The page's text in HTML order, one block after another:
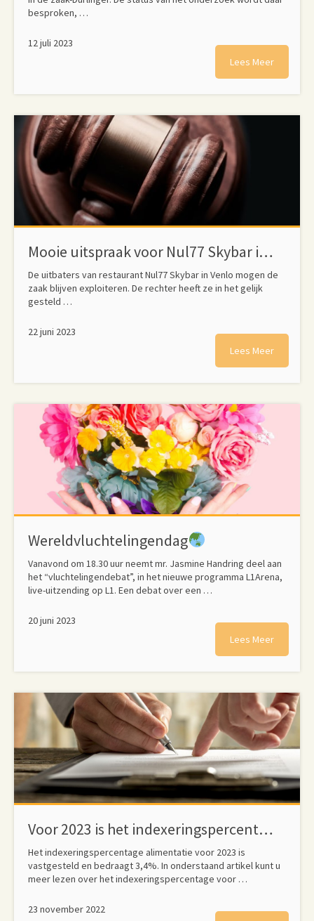
besproken, …
12 juli 2023
Lees Meer
Mooie uitspraak voor Nul77 Skybar in Venlo
De uitbaters van restaurant Nul77 Skybar in Venlo mogen de
zaak blijven exploiteren. De rechter heeft ze in het gelijk
gesteld …
22 juni 2023
Lees Meer
Wereldvluchtelingendag
Vanavond om 18.30 uur neemt mr. Jasmine Handring deel aan
het “vluchtelingendebat”, in het nieuwe programma L1Arena,
live-uitzending op L1. Een debat over een …
20 juni 2023
Lees Meer
Voor 2023 is het indexeringspercentage alimentatie vastgesteld op 3,4%.
Het indexeringspercentage alimentatie voor 2023 is
vastgesteld en bedraagt 3,4%. In onderstaand artikel kunt u
meer lezen over het indexeringspercentage voor …
23 november 2022